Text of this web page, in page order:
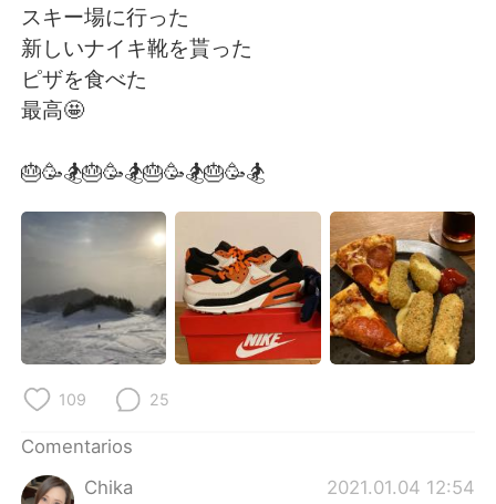
Русский ไทย
Indonesia
スキー場に行った
新しいナイキ靴を貰った
ピザを食べた
最高🤩
🎂🥳🏂🎂🥳🏂🎂🥳🏂🎂🥳🏂
109 25
Comentarios
Chika
2021.01.04 12:54